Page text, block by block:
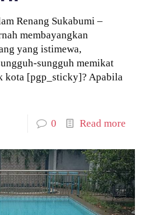
Renang Sukabumi –
membayangkan
yang istimewa,
sungguh memikat
kota [pgp_sticky]? Apabila
0 Read more